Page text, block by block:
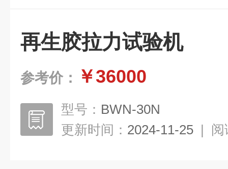
再生胶拉力试验机
参考价： ￥36000
型号： BWN-30N
更新时间： 2024-11-25 | 阅